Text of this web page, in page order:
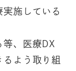
施している
等、医療DX
よう取り組